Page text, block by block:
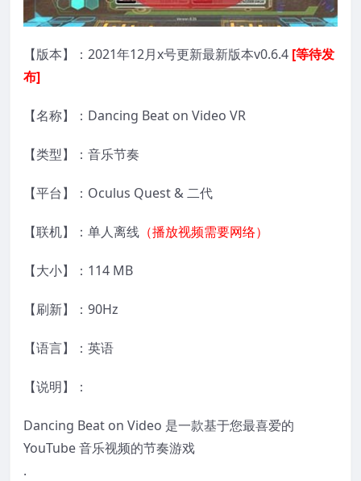
【版本】：2021年12月x号更新最新版本v0.6.4 [等待发
布]
【名称】：Dancing Beat on Video VR
【类型】：音乐节奏
【平台】：Oculus Quest & 二代
【联机】：单人离线 （播放视频需要网络）
【大小】：114 MB
【刷新】：90Hz
【语言】：英语
【说明】：
Dancing Beat on Video 是一款基于您最喜爱的
YouTube 音乐视频的节奏游戏
.